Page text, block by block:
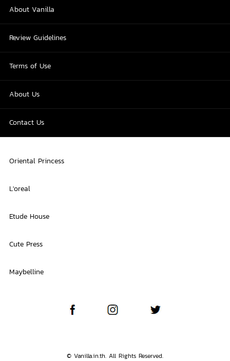
About Vanilla
Review Guidelines
Terms of Use
About Us
Contact Us
Oriental Princess
L'oreal
Etude House
Cute Press
Maybelline
© Vanilla.in.th. All Rights Reserved.